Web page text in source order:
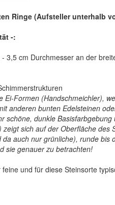
Ringe (Aufsteller unterhalb
-:
3,5 cm Durchmesser an der
Formen (Handschmeichler),
anderen bunten Edelsteinen
schöne, dunkle
sich auf der Oberfläche des
auch nur grünliche), runde bis
sie genauer zu betrachten!
und für diese Steinsorte